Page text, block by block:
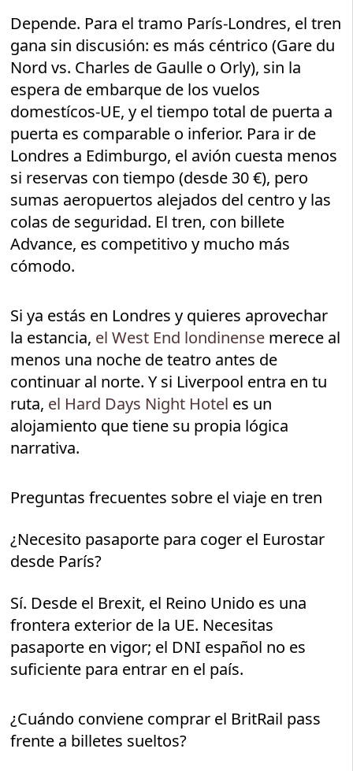
Depende. Para el tramo París-Londres, el tren
gana sin discusión: es más céntrico (Gare du
Nord vs. Charles de Gaulle o Orly), sin la
espera de embarque de los vuelos
domestícos-UE, y el tiempo total de puerta a
puerta es comparable o inferior. Para ir de
Londres a Edimburgo, el avión cuesta menos
si reservas con tiempo (desde 30 €), pero
sumas aeropuertos alejados del centro y las
colas de seguridad. El tren, con billete
Advance, es competitivo y mucho más
cómodo.
Si ya estás en Londres y quieres aprovechar
la estancia, el West End londinense merece al
menos una noche de teatro antes de
continuar al norte. Y si Liverpool entra en tu
ruta, el Hard Days Night Hotel es un
alojamiento que tiene su propia lógica
narrativa.
Preguntas frecuentes sobre el viaje en tren
¿Necesito pasaporte para coger el Eurostar
desde París?
Sí. Desde el Brexit, el Reino Unido es una
frontera exterior de la UE. Necesitas
pasaporte en vigor; el DNI español no es
suficiente para entrar en el país.
¿Cuándo conviene comprar el BritRail pass
frente a billetes sueltos?